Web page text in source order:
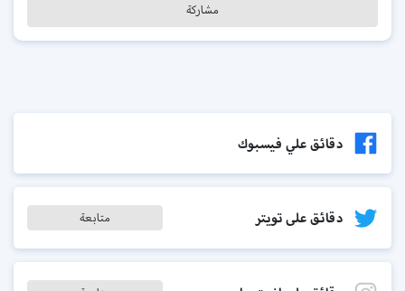
مشاركة
دقائق علي فيسبوك
دقائق على تويتر متابعة